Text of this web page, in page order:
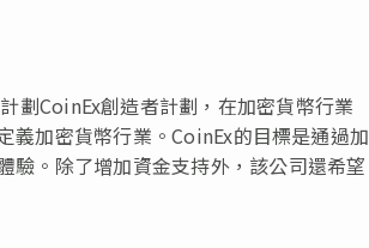
劃CoinEx創造者計劃，在加密貨幣行業
義加密貨幣行業。CoinEx的目標是通過加
驗。除了增加資金支持外，該公司還希望